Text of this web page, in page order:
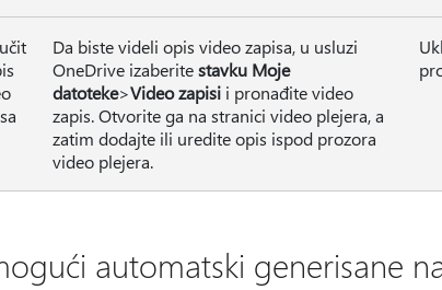
Da biste videli opis video zapisa, u usluzi
OneDrive izaberitestavku Moje
datoteke>Video zapisii pronađite video
zapis. Otvorite ga na stranici video plejera, a
zatim dodajte ili uredite opis ispod prozora
video plejera.
automatski generisane